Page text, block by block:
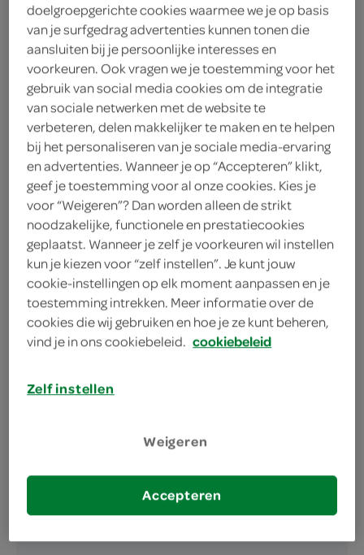
alcohol
meer informatie
1.
89
330 Milliliter
Let op: aanbiedingen zijn niet zichtbaar bij de
producten, maar worden wél automatisch
verwerkt in de winkelmand.
verfrissend alcoholvrij bier, net zo lekker maar dan
0.0%, ideaal voor ontspanning
Verfrissend en alcoholvrij
Net zo lekker, nul procent
omschrijving
doelgroepgerichte cookies waarmee we je op basis
van je surfgedrag advertenties kunnen tonen die
aansluiten bij je persoonlijke interesses en
voorkeuren. Ook vragen we je toestemming voor het
gebruik van social media cookies om de integratie
van sociale netwerken met de website te
verbeteren, delen makkelijker te maken en te helpen
bij het personaliseren van je sociale media-ervaring
en advertenties. Wanneer je op “Accepteren” klikt,
geef je toestemming voor al onze cookies. Kies je
voor “Weigeren”? Dan worden alleen de strikt
noodzakelijke, functionele en prestatiecookies
geplaatst. Wanneer je zelf je voorkeuren wil instellen
kun je kiezen voor “zelf instellen”. Je kunt jouw
cookie-instellingen op elk moment aanpassen en je
toestemming intrekken. Meer informatie over de
cookies die wij gebruiken en hoe je ze kunt beheren,
vind je in ons cookiebeleid. cookiebeleid
Zelf instellen
Weigeren
Accepteren